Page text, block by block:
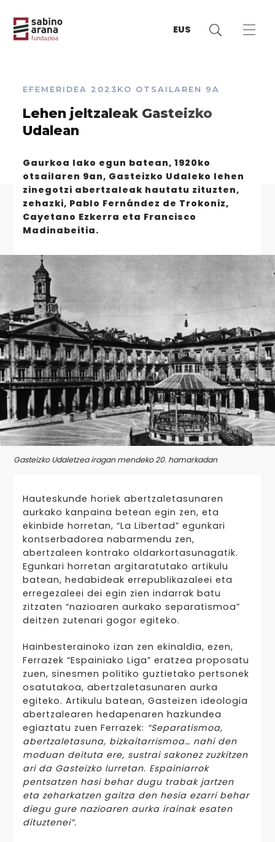
EUS
EFEMERIDEA 2023KO OTSAILAREN 9A
Lehen jeltzaleak Gasteizko
Udalean
Gaurkoa lako egun batean, 1920ko
otsailaren 9an, Gasteizko Udaleko lehen
zinegotzi abertzaleak hautatu zituzten,
zehazki, Pablo Fernández de Trokoniz,
Cayetano Ezkerra eta Francisco
Madinabeitia.
Gasteizko Udaletzea iragan mendeko 20. hamarkadan
Hauteskunde horiek abertzaletasunaren
aurkako kanpaina betean egin zen, eta
ekinbide horretan, “La Libertad” egunkari
kontserbadorea nabarmendu zen,
abertzaleen kontrako oldarkortasunagatik.
Egunkari horretan argitaratutako artikulu
batean, hedabideak errepublikazaleei eta
erregezaleei dei egin zien indarrak batu
zitzaten “nazioaren aurkako separatismoa”
deitzen zutenari gogor egiteko.
Hainbesterainoko izan zen ekinaldia, ezen,
Ferrazek “Espainiako Liga” eratzea proposatu
zuen, sinesmen politiko guztietako pertsonek
osatutakoa, abertzaletasunaren aurka
egiteko. Artikulu batean, Gasteizen ideologia
abertzalearen hedapenaren hazkundea
egiaztatu zuen Ferrazek: “Separatismoa,
abertzaletasuna, bizkaitarrismoa… nahi den
moduan deituta ere, sustrai sakonez zuzkitzen
ari da Gasteizko lurretan. Espainiarrok
pentsatzen hasi behar dugu trabak jartzen
eta zeharkatzen gaitza den hesia ezarri behar
diegu gure nazioaren aurka irainak esaten
dituztenei”.